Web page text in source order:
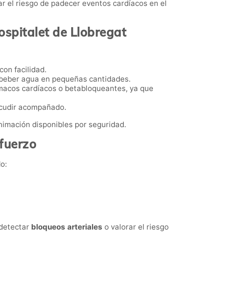
el riesgo de padecer eventos cardíacos en el
de Llobregat
facilidad.
agua en pequeñas cantidades.
cardíacos o betabloqueantes, ya que
acompañado.
disponibles por seguridad.
bloqueos arteriales o valorar el riesgo